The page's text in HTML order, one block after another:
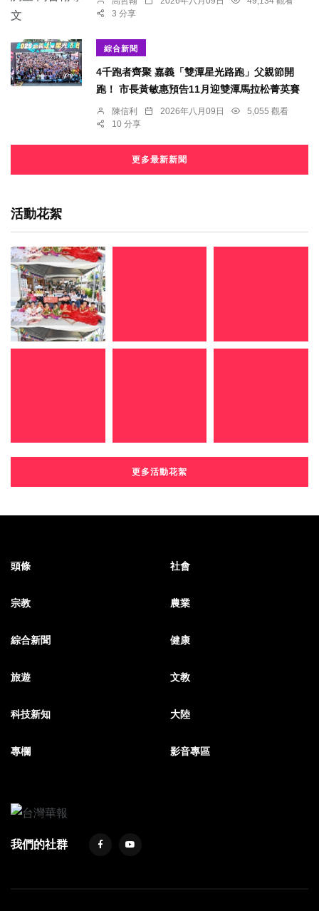
3 分享
綜合新聞
4千跑者齊聚 嘉義「雙潭星光路跑」父親節開
跑！ 市長黃敏惠預告11月迎雙潭馬拉松菁英賽
陳信利 2026年八月09日
5,055 觀看
10 分享
更多最新新聞
活動花絮
更多活動花絮
頭條 社會
宗教 農業
綜合新聞 健康
旅遊 文教
科技新知 大陸
專欄 影音專區
我們的社群